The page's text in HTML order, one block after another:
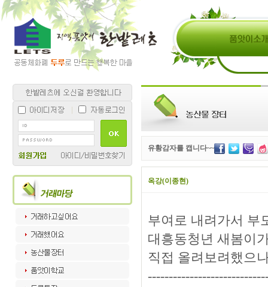
유황감자를 캡니다~~
옥강(이종현)
부여로 내려가서 부
대흥동청년 새봄이
직접 올려보려했으